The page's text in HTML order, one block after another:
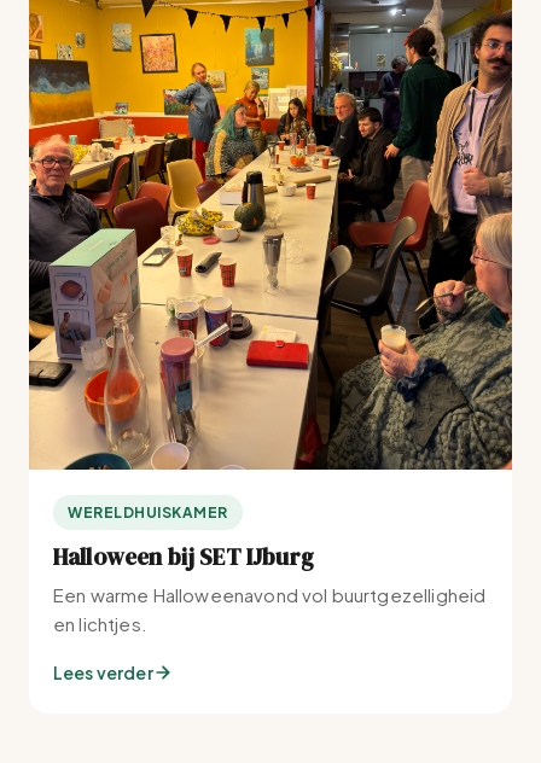
WERELDHUISKAMER
Halloween bij SET IJburg
Een warme Halloweenavond vol buurtgezelligheid
en lichtjes.
Lees verder